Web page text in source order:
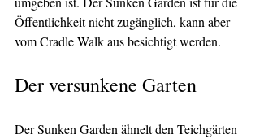
Öffentlichkeit nicht zugänglich, kann aber
vom Cradle Walk aus besichtigt werden.
Der versunkene Garten
Der Sunken Garden ähnelt den Teichgärten